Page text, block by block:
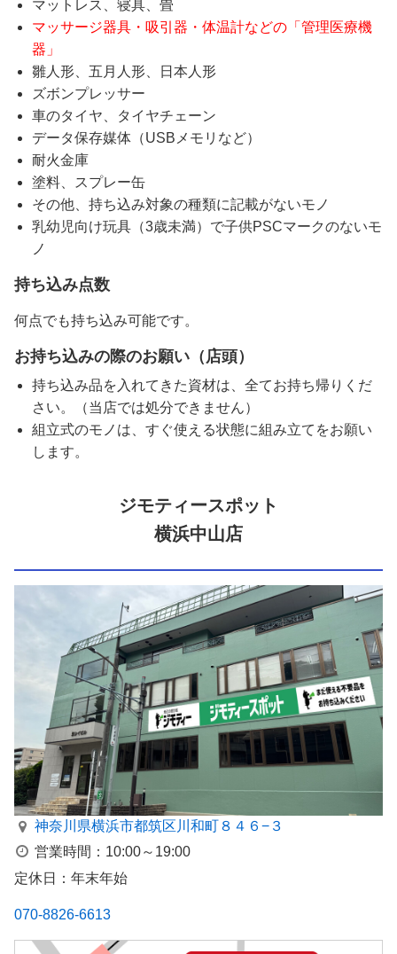
マットレス、寝具、畳
マッサージ器具・吸引器・体温計などの「管理医療機
器」
雛人形、五月人形、日本人形
ズボンプレッサー
車のタイヤ、タイヤチェーン
データ保存媒体（USBメモリなど）
耐火金庫
塗料、スプレー缶
その他、持ち込み対象の種類に記載がないモノ
乳幼児向け玩具（3歳未満）で子供PSCマークのないモ
ノ
持ち込み点数
何点でも持ち込み可能です。
お持ち込みの際のお願い（店頭）
持ち込み品を入れてきた資材は、全てお持ち帰りくだ
さい。（当店では処分できません）
組立式のモノは、すぐ使える状態に組み立てをお願い
します。
ジモティースポット
横浜中山店
神奈川県横浜市都筑区川和町８４６−３
営業時間：10:00～19:00
定休日：年末年始
070-8826-6613